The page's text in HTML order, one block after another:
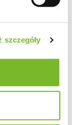
szczegóły
z